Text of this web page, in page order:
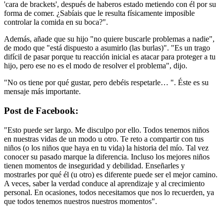
'cara de brackets', después de haberos estado metiendo con él por su
forma de comer. ¿Sabíais que le resulta físicamente imposible
controlar la comida en su boca?".
Además, añade que su hijo "no quiere buscarle problemas a nadie",
de modo que "está dispuesto a asumirlo (las burlas)". "Es un trago
difícil de pasar porque tu reacción inicial es atacar para proteger a tu
hijo, pero ese no es el modo de resolver el problema", dijo.
"No os tiene por qué gustar, pero debéis respetarle… ". Éste es su
mensaje más importante.
Post de Facebook:
"Esto puede ser largo. Me disculpo por ello. Todos tenemos niños
en nuestras vidas de un modo u otro. Te reto a compartir con tus
niños (o los niños que haya en tu vida) la historia del mío. Tal vez
conocer su pasado marque la diferencia. Incluso los mejores niños
tienen momentos de inseguridad y debilidad. Enseñarles y
mostrarles por qué él (u otro) es diferente puede ser el mejor camino.
A veces, saber la verdad conduce al aprendizaje y al crecimiento
personal. En ocasiones, todos necesitamos que nos lo recuerden, ya
que todos tenemos nuestros nuestros momentos".